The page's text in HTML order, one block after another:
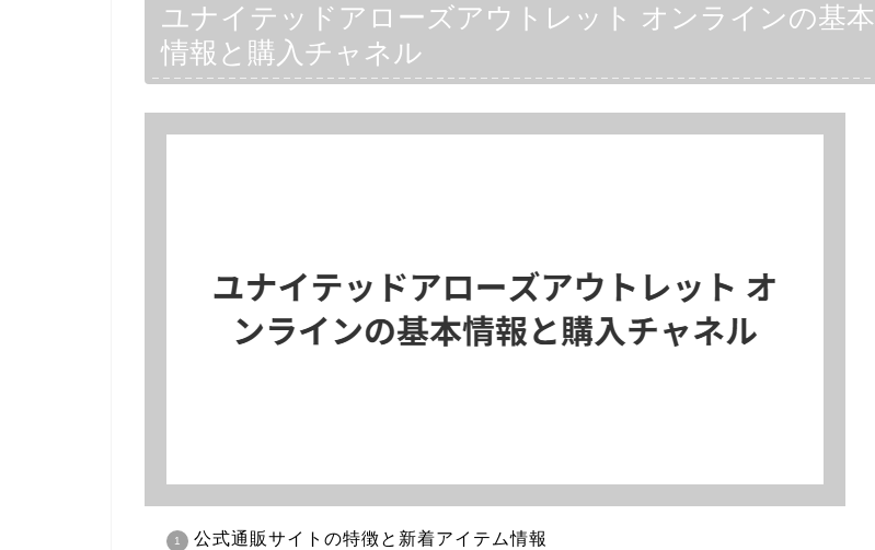
ユナイテッドアローズアウトレット オンラインの基本
情報と購入チャネル
公式通販サイトの特徴と新着アイテム情報